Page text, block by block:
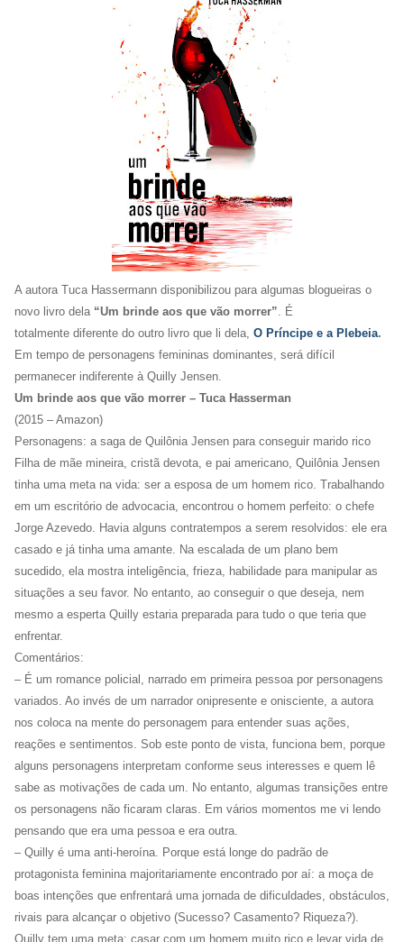
A autora Tuca Hassermann disponibilizou para algumas blogueiras o
novo livro dela“Um brinde aos que vão morrer”. É
totalmente diferente do outro livro que li dela, O Príncipe e a Plebeia.
Em tempo de personagens femininas dominantes, será difícil
permanecer indiferente à Quilly Jensen.
Um brinde aos que vão morrer – Tuca Hasserman
(2015 – Amazon)
Personagens: a saga de Quilônia Jensen para conseguir marido rico
Filha de mãe mineira, cristã devota, e pai americano, Quilônia Jensen
tinha uma meta na vida: ser a esposa de um homem rico. Trabalhando
em um escritório de advocacia, encontrou o homem perfeito: o chefe
Jorge Azevedo. Havia alguns contratempos a serem resolvidos: ele era
casado e já tinha uma amante. Na escalada de um plano bem
sucedido, ela mostra inteligência, frieza, habilidade para manipular as
situações a seu favor. No entanto, ao conseguir o que deseja, nem
mesmo a esperta Quilly estaria preparada para tudo o que teria que
enfrentar.
Comentários:
– É um romance policial, narrado em primeira pessoa por personagens
variados. Ao invés de um narrador onipresente e onisciente, a autora
nos coloca na mente do personagem para entender suas ações,
reações e sentimentos. Sob este ponto de vista, funciona bem, porque
alguns personagens interpretam conforme seus interesses e quem lê
sabe as motivações de cada um. No entanto, algumas transições entre
os personagens não ficaram claras. Em vários momentos me vi lendo
pensando que era uma pessoa e era outra.
– Quilly é uma anti-heroína. Porque está longe do padrão de
protagonista feminina majoritariamente encontrado por aí: a moça de
boas intenções que enfrentará uma jornada de dificuldades, obstáculos,
rivais para alcançar o objetivo (Sucesso? Casamento? Riqueza?).
Quilly tem uma meta: casar com um homem muito rico e levar vida de